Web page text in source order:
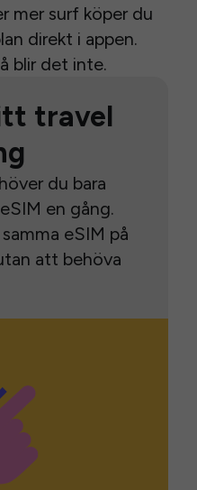
mer surf köper du
direkt i appen.
blir det inte.
travel
du bara
en gång.
eSIM på
att behöva